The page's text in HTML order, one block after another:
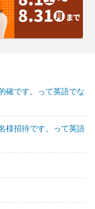
確です。って英語でな
様招待です。って英語